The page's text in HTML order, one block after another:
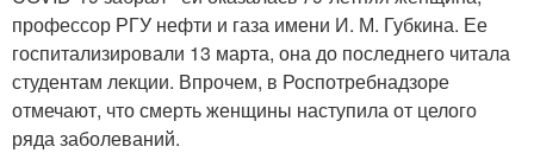
профессор РГУ нефти и газа имени И. М. Губкина. Ее
госпитализировали 13 марта, она до последнего читала
студентам лекции. Впрочем, в Роспотребнадзоре
отмечают, что смерть женщины наступила от целого
ряда заболеваний.